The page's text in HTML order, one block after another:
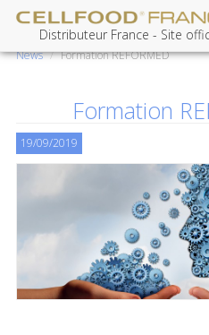
au
Distributeur France - Site
News Formation REFORMED
Formation
19/09/2019